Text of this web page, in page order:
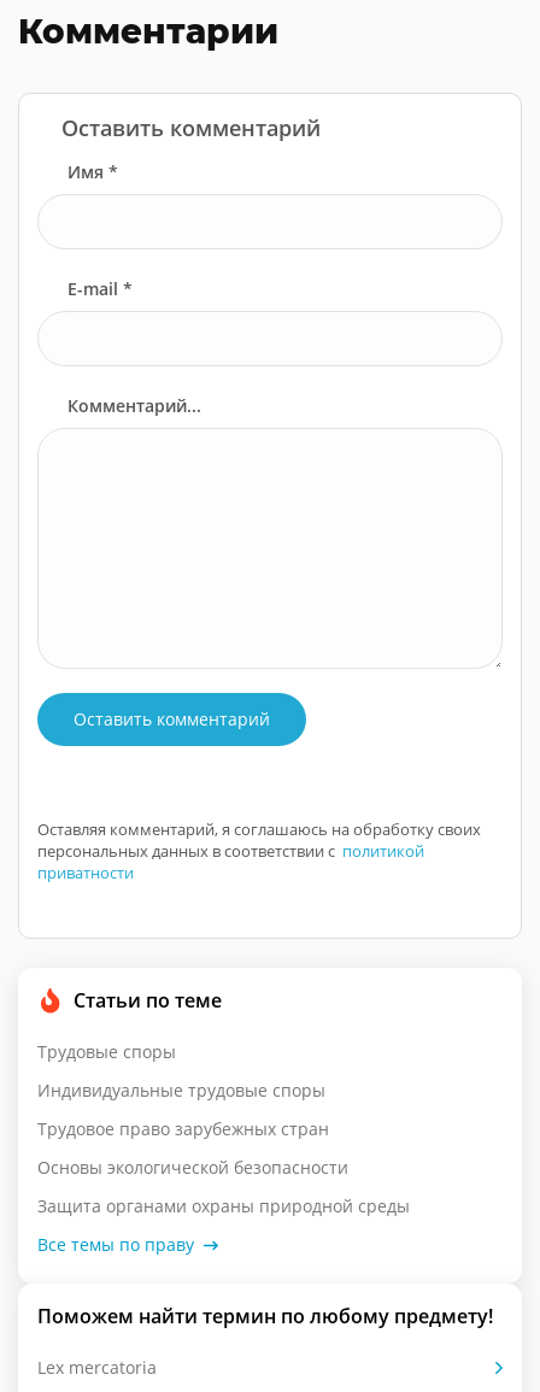
Комментарии
Оставить комментарий
Имя *
E-mail *
Комментарий...
Оставить комментарий
Оставляя комментарий, я соглашаюсь на обработку своих
персональных данных в соответствии с политикой
приватности
Статьи по теме
Трудовые споры
Индивидуальные трудовые споры
Трудовое право зарубежных стран
Основы экологической безопасности
Защита органами охраны природной среды
Все темы по праву
Поможем найти термин по любому предмету!
Lex mercatoria